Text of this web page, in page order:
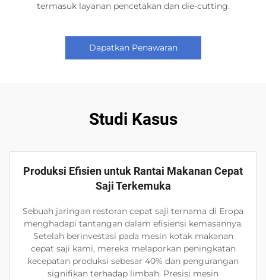
termasuk layanan pencetakan dan die-cutting.
Dapatkan Penawaran
Studi Kasus
Produksi Efisien untuk Rantai Makanan Cepat
Saji Terkemuka
Sebuah jaringan restoran cepat saji ternama di Eropa
menghadapi tantangan dalam efisiensi kemasannya.
Setelah berinvestasi pada mesin kotak makanan
cepat saji kami, mereka melaporkan peningkatan
kecepatan produksi sebesar 40% dan pengurangan
signifikan terhadap limbah. Presisi mesin